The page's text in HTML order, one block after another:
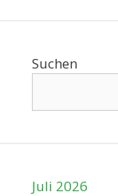
Suchen
Juli 2026